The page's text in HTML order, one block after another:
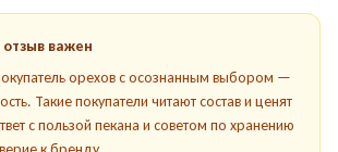
важен
орехов с осознанным выбором —
Такие покупатели читают состав и ценят
с пользой пекана и советом по хранению